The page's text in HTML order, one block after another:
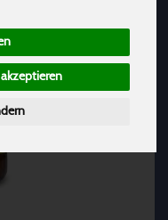
akzeptieren